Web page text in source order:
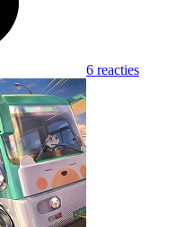
6 reacties